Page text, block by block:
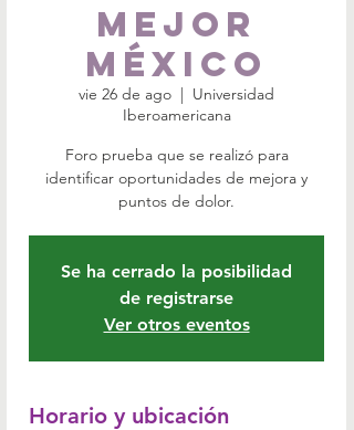
Mejor
México
vie 26 de ago
  |
Universidad
Iberoamericana
Foro prueba que se realizó para
identificar oportunidades de mejora y
puntos de dolor.
Se ha cerrado la posibilidad
de registrarse
Ver otros eventos
Horario y ubicación